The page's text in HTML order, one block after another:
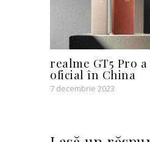
realme GT5 Pro
oficial în China
7 decembrie 2023